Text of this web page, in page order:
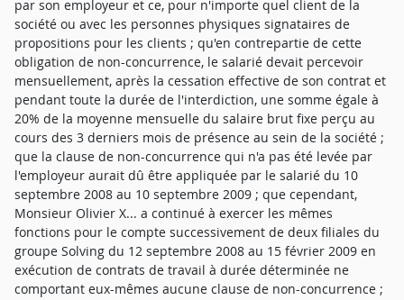
par son employeur et ce, pour n'importe quel client de la
société ou avec les personnes physiques signataires de
propositions pour les clients ; qu'en contrepartie de cette
obligation de non-concurrence, le salarié devait percevoir
mensuellement, après la cessation effective de son contrat et
pendant toute la durée de l'interdiction, une somme égale à
20% de la moyenne mensuelle du salaire brut fixe perçu au
cours des 3 derniers mois de présence au sein de la société ;
que la clause de non-concurrence qui n'a pas été levée par
l'employeur aurait dû être appliquée par le salarié du 10
septembre 2008 au 10 septembre 2009 ; que cependant,
Monsieur Olivier X... a continué à exercer les mêmes
fonctions pour le compte successivement de deux filiales du
groupe Solving du 12 septembre 2008 au 15 février 2009 en
exécution de contrats de travail à durée déterminée ne
comportant eux-mêmes aucune clause de non-concurrence ;